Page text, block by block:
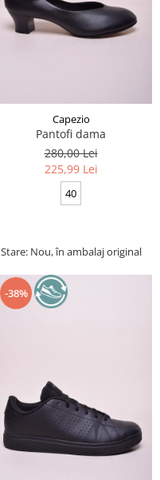
Capezio
Pantofi dama
280,00 Lei
225,99 Lei
40
Stare: Nou, în ambalaj original
-38%